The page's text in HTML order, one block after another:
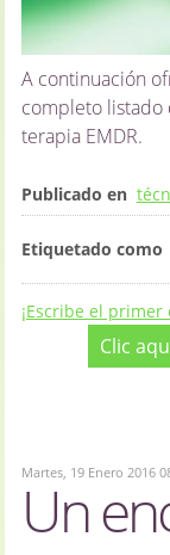
A continuación
completo listado
terapia EMDR.
Publicado en
Etiquetado como
¡Escribe el
Clic
Martes, 19 Enero 2016
Un